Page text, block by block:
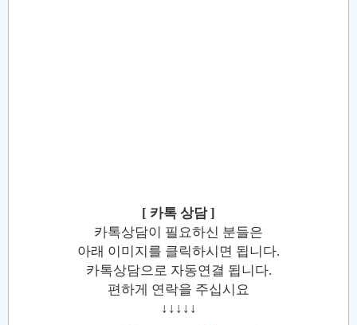
[ 카톡 상담 ]
카톡상담이 필요하신 분들은
아래 이미지를 클릭하시면 됩니다.
카톡상담으로 자동연결 됩니다.
편하게 연락을 주십시요
↓↓↓↓↓